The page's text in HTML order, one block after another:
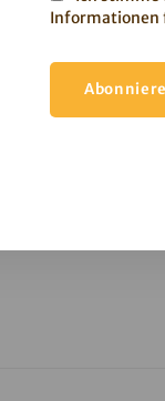
Informationen
Cocoa Nib &
Die Minis mit